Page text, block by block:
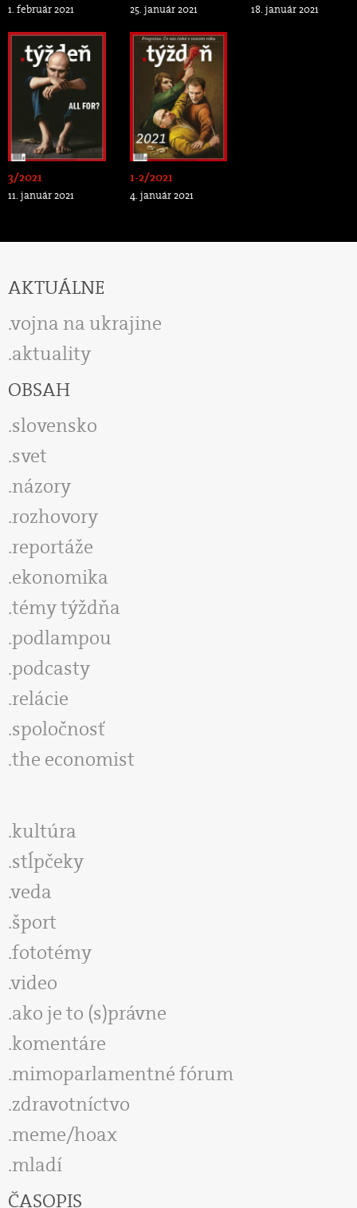
1. február 2021 25. január 2021 18. január 2021
3/2021
11. január 2021
1-2/2021
4. január 2021
AKTUÁLNE
vojna na ukrajine
aktuality
OBSAH
slovensko
svet
názory
rozhovory
reportáže
ekonomika
témy týždňa
podlampou
podcasty
relácie
spoločnosť
the economist
kultúra
stĺpčeky
veda
šport
fototémy
video
ako je to (s)právne
komentáre
mimoparlamentné fórum
zdravotníctvo
meme/hoax
mladí
ČASOPIS